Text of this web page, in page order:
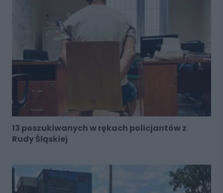
13 poszukiwanych w rękach policjantów z
Rudy Śląskiej